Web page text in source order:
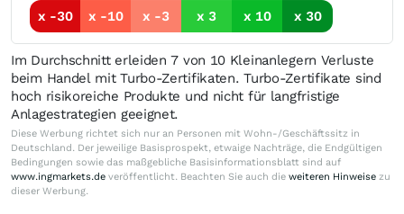
x -30
x -10 x -3 x 3 x 10 x 30
Im Durchschnitt erleiden 7 von 10 Kleinanlegern Verluste
beim Handel mit Turbo-Zertifikaten. Turbo-Zertifikate sind
hoch risikoreiche Produkte und nicht für langfristige
Anlagestrategien geeignet.
Diese Werbung richtet sich nur an Personen mit Wohn-/Geschäftssitz in
Deutschland. Der jeweilige Basisprospekt, etwaige Nachträge, die Endgültigen
Bedingungen sowie das maßgebliche Basisinformationsblatt sind auf
www.ingmarkets.de veröffentlicht. Beachten Sie auch die weiteren Hinweise zu
dieser Werbung.